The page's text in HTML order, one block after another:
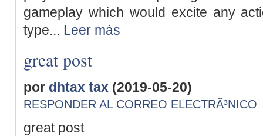
gameplay which would excite any
type... Leer más
great post
por dhtax tax (2019-05-20)
RESPONDER AL CORREO ELECTRÃ³NICO
great post